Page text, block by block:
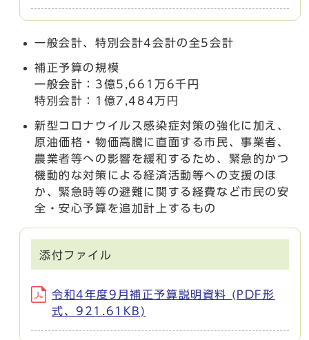
一般会計、特別会計4会計の全5会計
補正予算の規模
一般会計：3億5,661万6千円
特別会計：1億7,484万円
新型コロナウイルス感染症対策の強化に加え、
原油価格・物価高騰に直面する市民、事業者、
農業者等への影響を緩和するため、緊急的かつ
機動的な対策による経済活動等への支援のほ
か、緊急時等の避難に関する経費など市民の安
全・安心予算を追加計上するもの
添付ファイル
令和4年度9月補正予算説明資料 (PDF形
式、921.61KB)